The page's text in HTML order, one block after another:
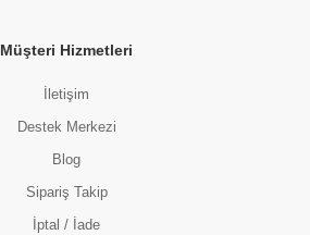
Müşteri Hizmetleri
İletişim
Destek Merkezi
Blog
Sipariş Takip
İptal / İade